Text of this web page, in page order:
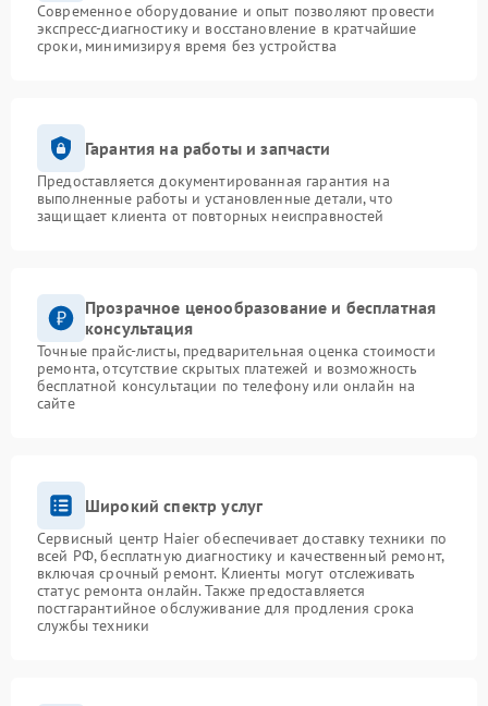
Современное оборудование и опыт позволяют провести
экспресс-диагностику и восстановление в кратчайшие
сроки, минимизируя время без устройства
Гарантия на работы и запчасти
Предоставляется документированная гарантия на
выполненные работы и установленные детали, что
защищает клиента от повторных неисправностей
Прозрачное ценообразование и бесплатная
консультация
Точные прайс-листы, предварительная оценка стоимости
ремонта, отсутствие скрытых платежей и возможность
бесплатной консультации по телефону или онлайн на
сайте
Широкий спектр услуг
Сервисный центр Haier обеспечивает доставку техники по
всей РФ, бесплатную диагностику и качественный ремонт,
включая срочный ремонт. Клиенты могут отслеживать
статус ремонта онлайн. Также предоставляется
постгарантийное обслуживание для продления срока
службы техники